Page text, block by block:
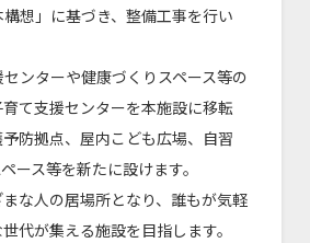
想」に基づき、整備工事を行い
ンターや健康づくりスペース等の
て支援センターを本施設に移転
防拠点、屋内こども広場、自習
ース等を新たに設けます。
な人の居場所となり、誰もが気軽
代が集える施設を目指します。